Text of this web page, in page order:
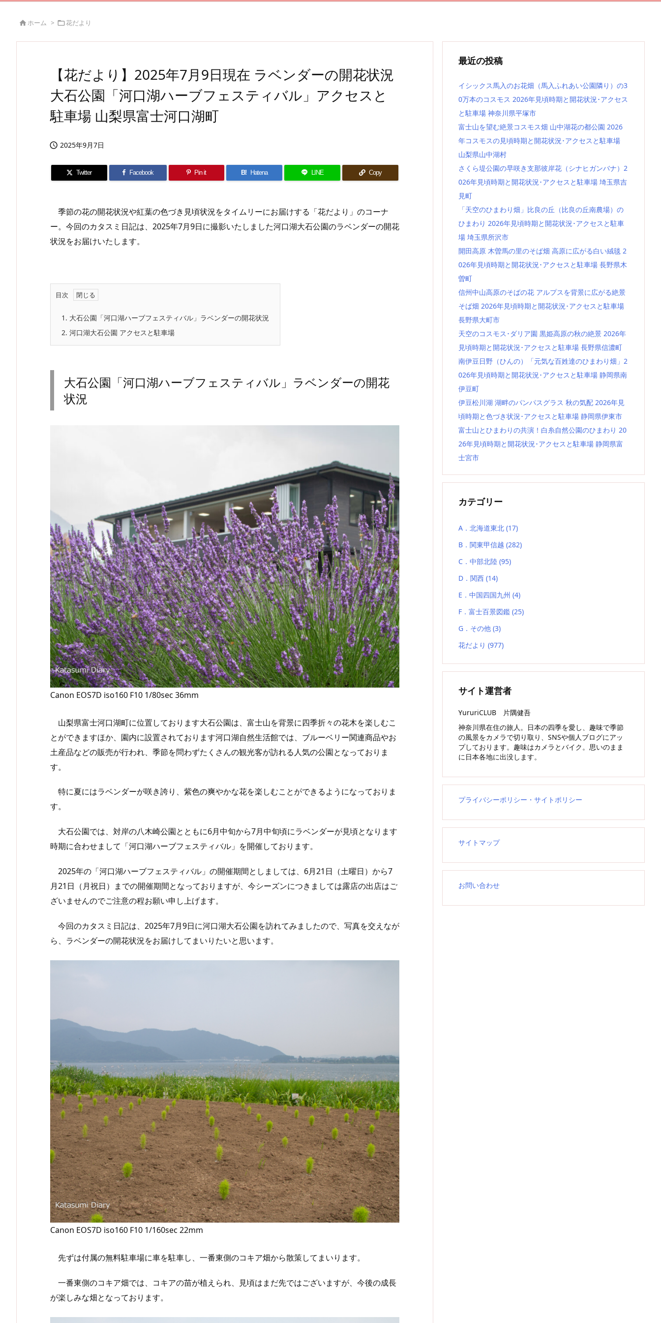
 ホーム > 花だより
【花だより】2025年7月9日現在 ラベンダーの開花状況
大石公園「河口湖ハーブフェスティバル」アクセスと
駐車場 山梨県富士河口湖町
 2025年9月7日
Twitter Facebook Pin it B! Hatena LINE Copy
季節の花の開花状況や紅葉の色づき見頃状況をタイムリーにお届けする「花だより」のコーナ
ー。今回のカタスミ日記は、2025年7月9日に撮影いたしました河口湖大石公園のラベンダーの開花
状況をお届けいたします。
目次
1. 大石公園「河口湖ハーブフェスティバル」ラベンダーの開花状況
2. 河口湖大石公園 アクセスと駐車場
大石公園「河口湖ハーブフェスティバル」ラベンダーの開花
状況
Canon EOS7D iso160 F10 1/80sec 36mm
山梨県富士河口湖町に位置しております大石公園は、富士山を背景に四季折々の花木を楽しむこ
とができますほか、園内に設置されております河口湖自然生活館では、ブルーベリー関連商品やお
土産品などの販売が行われ、季節を問わずたくさんの観光客が訪れる人気の公園となっておりま
す。
特に夏にはラベンダーが咲き誇り、紫色の爽やかな花を楽しむことができるようになっておりま
す。
大石公園では、対岸の八木崎公園とともに6月中旬から7月中旬頃にラベンダーが見頃となります
時期に合わせまして「河口湖ハーブフェスティバル」を開催しております。
2025年の「河口湖ハーブフェスティバル」の開催期間としましては、6月21日（土曜日）から7
月21日（月祝日）までの開催期間となっておりますが、今シーズンにつきましては露店の出店はご
ざいませんのでご注意の程お願い申し上げます。
今回のカタスミ日記は、2025年7月9日に河口湖大石公園を訪れてみましたので、写真を交えなが
ら、ラベンダーの開花状況をお届けしてまいりたいと思います。
Canon EOS7D iso160 F10 1/160sec 22mm
先ずは付属の無料駐車場に車を駐車し、一番東側のコキア畑から散策してまいります。
一番東側のコキア畑では、コキアの苗が植えられ、見頃はまだ先ではございますが、今後の成長
が楽しみな畑となっております。
最近の投稿
イシックス馬入のお花畑（馬入ふれあい公園隣り）の3
0万本のコスモス 2026年見頃時期と開花状況･アクセス
と駐車場 神奈川県平塚市
富士山を望む絶景コスモス畑 山中湖花の都公園 2026
年コスモスの見頃時期と開花状況･アクセスと駐車場
山梨県山中湖村
さくら堤公園の早咲き支那彼岸花（シナヒガンバナ）2
026年見頃時期と開花状況･アクセスと駐車場 埼玉県吉
見町
「天空のひまわり畑」比良の丘（比良の丘南農場）の
ひまわり 2026年見頃時期と開花状況･アクセスと駐車
場 埼玉県所沢市
開田高原 木曽馬の里のそば畑 高原に広がる白い絨毯 2
026年見頃時期と開花状況･アクセスと駐車場 長野県木
曽町
信州中山高原のそばの花 アルプスを背景に広がる絶景
そば畑 2026年見頃時期と開花状況･アクセスと駐車場
長野県大町市
天空のコスモス･ダリア園 黒姫高原の秋の絶景 2026年
見頃時期と開花状況･アクセスと駐車場 長野県信濃町
南伊豆日野（ひんの）「元気な百姓達のひまわり畑」2
026年見頃時期と開花状況･アクセスと駐車場 静岡県南
伊豆町
伊豆松川湖 湖畔のパンパスグラス 秋の気配 2026年見
頃時期と色づき状況･アクセスと駐車場 静岡県伊東市
富士山とひまわりの共演！白糸自然公園のひまわり 20
26年見頃時期と開花状況･アクセスと駐車場 静岡県富
士宮市
カテゴリー
A．北海道東北 (17)
B．関東甲信越 (282)
C．中部北陸 (95)
D．関西 (14)
E．中国四国九州 (4)
F．富士百景図鑑 (25)
G．その他 (3)
花だより (977)
サイト運営者
YururiCLUB 片隅健吾
神奈川県在住の旅人。日本の四季を愛し、趣味で季節
の風景をカメラで切り取り、SNSや個人ブログにアッ
プしております。趣味はカメラとバイク。思いのまま
に日本各地に出没します。
プライバシーポリシー・サイトポリシー
サイトマップ
お問い合わせ